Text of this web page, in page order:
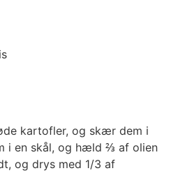
kartofler, og skær dem i
i en skål, og hæld ⅔ af olien
og drys med 1/3 af